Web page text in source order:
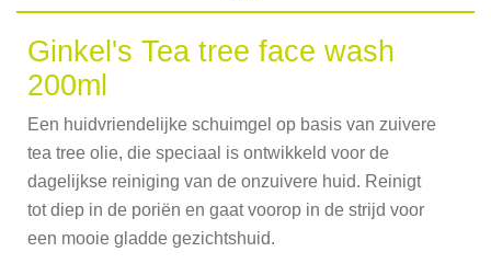
Ginkel's Tea tree face wash
200ml
Een huidvriendelijke schuimgel op basis van zuivere
tea tree olie, die speciaal is ontwikkeld voor de
dagelijkse reiniging van de onzuivere huid. Reinigt
tot diep in de poriën en gaat voorop in de strijd voor
een mooie gladde gezichtshuid.